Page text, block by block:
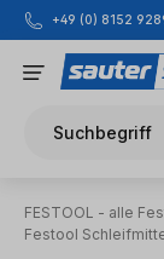
Zum Hauptinhalt
+49 (0) 8152
Suchbegriff
FESTOOL - alle
Festool